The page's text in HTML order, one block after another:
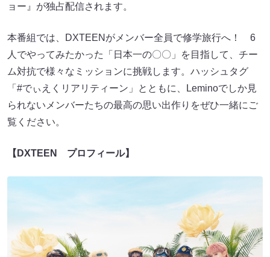
ョー』が独占配信されます。
本番組では、DXTEENがメンバー全員で修学旅行へ！ 6
人でやってみたかった「日本一の〇〇」を目指して、チー
ム対抗で様々なミッションに挑戦します。ハッシュタグ
「#でぃえくリアリティーン」とともに、Leminoでしか見
られないメンバーたちの最高の思い出作りをぜひ一緒にご
覧ください。
【DXTEEN プロフィール】